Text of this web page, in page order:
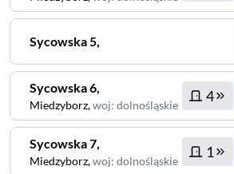
Sycowska5,
Sycowska6,
Miedzyborz,woj: dolnośląskie
4
Sycowska7,
Miedzyborz,woj: dolnośląskie
1